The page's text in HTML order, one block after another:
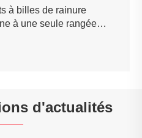
billes de rainure
une seule rangée
d'actualités